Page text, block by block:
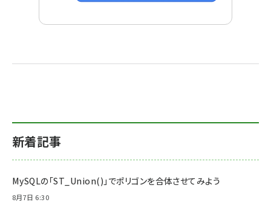
新着記事
MySQLの「ST_Union()」でポリゴンを合体させてみよう
8月7日 6:30